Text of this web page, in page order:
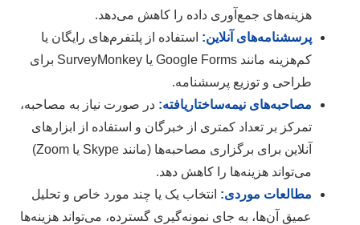
هزینه‌های جمع‌آوری داده را کاهش می‌دهد.
پرسشنامه‌های آنلاین: استفاده از پلتفرم‌های رایگان یا
کم‌هزینه مانند Google Forms یا SurveyMonkey برای
طراحی و توزیع پرسشنامه.
مصاحبه‌های نیمه‌ساختاریافته: در صورت نیاز به مصاحبه،
تمرکز بر تعداد کمتری از خبرگان و استفاده از ابزارهای
آنلاین برای برگزاری مصاحبه‌ها (مانند Skype یا Zoom)
می‌تواند هزینه‌ها را کاهش دهد.
مطالعات موردی: انتخاب یک یا چند مورد خاص و تحلیل
عمیق آن‌ها، به جای نمونه‌گیری گسترده، می‌تواند هزینه‌ها